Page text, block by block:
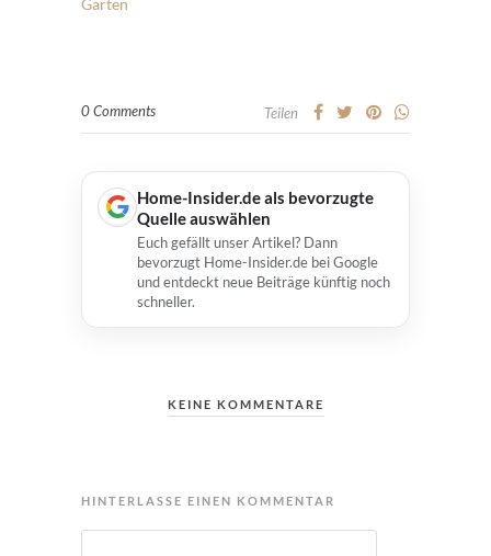
0 Comments Teilen
Home-Insider.de als bevorzugte
Quelle auswählen
Euch gefällt unser Artikel? Dann
bevorzugt Home-Insider.de bei Google
und entdeckt neue Beiträge künftig noch
schneller.
KEINE KOMMENTARE
HINTERLASSE EINEN KOMMENTAR